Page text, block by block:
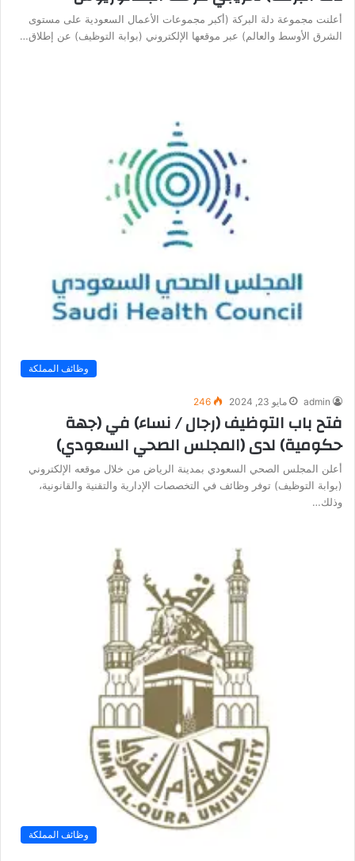
أعلنت مجموعة دلة البركة (أكبر مجموعات الأعمال السعودية على مستوى
الشرق الأوسط والعالم) عبر موقعها الإلكتروني (بوابة التوظيف) عن إطلاق…
وظائف المملكة
admin مايو 23, 2024 246
فتح باب التوظيف (رجال / نساء) في (جهة
حكومية) لدى (المجلس الصحي السعودي)
أعلن المجلس الصحي السعودي بمدينة الرياض من خلال موقعه الإلكتروني
(بوابة التوظيف) توفر وظائف في التخصصات الإدارية والتقنية والقانونية،
وذلك…
وظائف المملكة